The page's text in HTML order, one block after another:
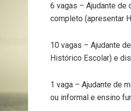
6 vagas – Ajudante de
completo (apresentar
10 vagas – Ajudante
Histórico Escolar) e
1 vaga – Ajudante de
ou informal e ensino